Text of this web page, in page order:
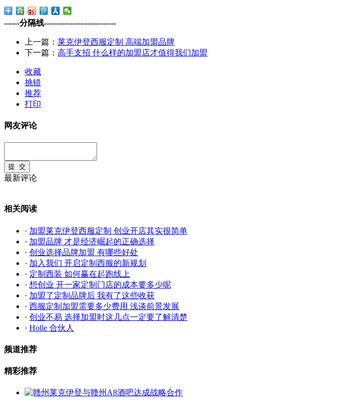
------分隔线----------------------------
上一篇： 莱克伊登西服定制 高端加盟品牌
下一篇： 高手支招 什么样的加盟店才值得我们加盟
收藏
挑错
推荐
打印
网友评论
最新评论
相关阅读
· 加盟莱克伊登西服定制 创业开店其实很简单
· 加盟品牌 才是经济崛起的正确选择
· 创业选择品牌加盟 有哪些好处
· 加入我们 开启定制西服的新规划
· 定制西装 如何赢在起跑线上
· 想创业 开一家定制门店的成本要多少呢
· 加盟了定制品牌后 我有了这些收获
· 西服定制加盟需要多少费用 浅谈前景发展
· 创业不易 选择加盟时这几点一定要了解清楚
· Holle 合伙人
频道推荐
精彩推荐